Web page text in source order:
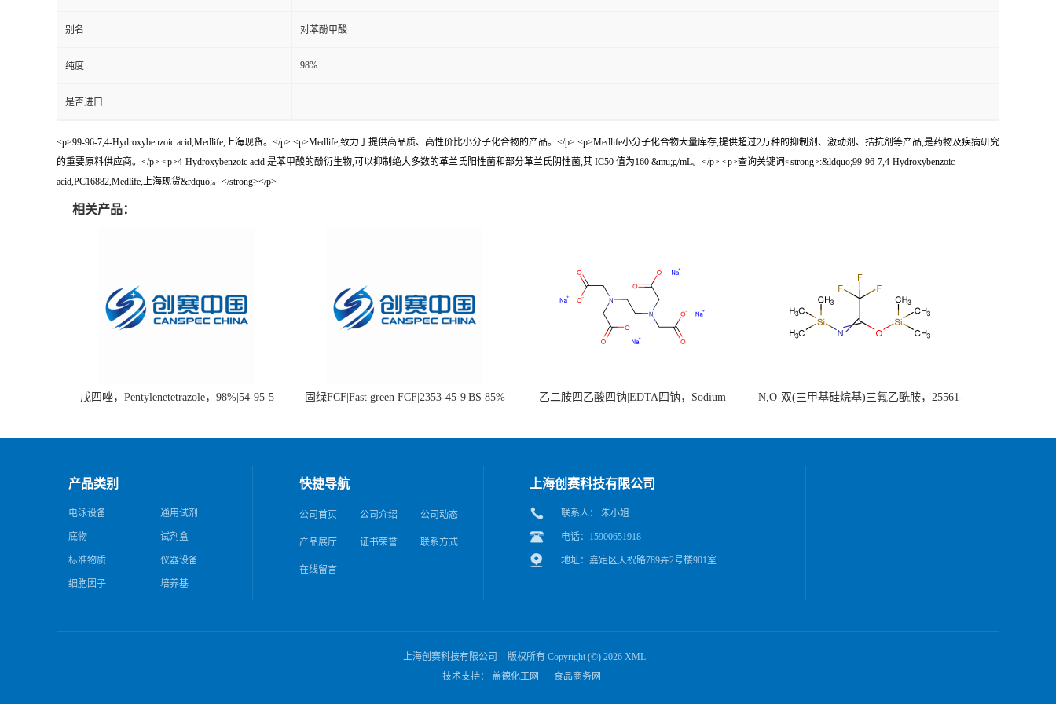
别名 对苯酚甲酸
纯度 98%
是否进口
<p>99-96-7,4-Hydroxybenzoic acid,Medlife,上海现货。</p> <p>Medlife,致力于提供高品质、高性价比小分子化合物的产品。</p> <p>Medlife小分子化合物大量库存,提供超过2万种的抑制剂、激动剂、拮抗剂等产品,是药物及疾病研究
的重要原料供应商。</p> <p>4-Hydroxybenzoic acid 是苯甲酸的酚衍生物,可以抑制绝大多数的革兰氏阳性菌和部分革兰氏阴性菌,其 IC50 值为160 &mu;g/mL。</p> <p>查询关键词<strong>:&ldquo;99-96-7,4-Hydroxybenzoic
acid,PC16882,Medlife,上海现货&rdquo;。</strong></p>
相关产品：
戊四唑，Pentylenetetrazole，98%|54-95-5 固绿FCF|Fast green FCF|2353-45-9|BS 85%
乙二胺四乙酸四钠|EDTA四钠，Sodium
N,O-双(三甲基硅烷基)三氟乙酰胺，25561-
产品类别
电泳设备 通用试剂
底物 试剂盒
标准物质 仪器设备
细胞因子 培养基
快捷导航
公司首页 公司介绍 公司动态
产品展厅 证书荣誉 联系方式
在线留言
上海创赛科技有限公司
联系人： 朱小姐
电话：15900651918
地址：嘉定区天祝路789弄2号楼901室
上海创赛科技有限公司 版权所有 Copyright (©) 2026 XML
技术支持： 盖德化工网 食品商务网